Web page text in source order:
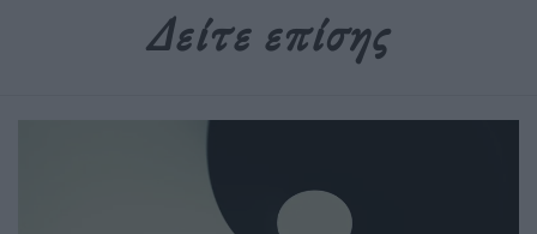
Δείτε επίσης